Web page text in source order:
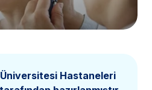
Hastaneleri